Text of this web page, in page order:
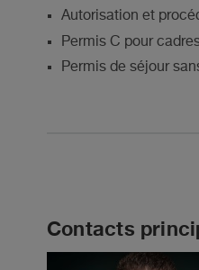
Autorisation et
Permis C pour
Permis de séjour
Contacts